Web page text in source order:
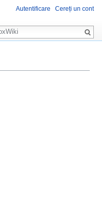
Autentificare Cereți un cont